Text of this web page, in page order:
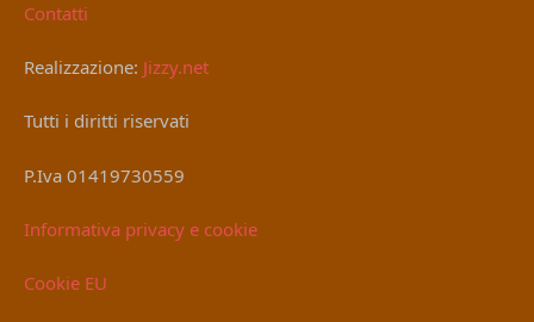
Contatti
Realizzazione: Jizzy.net
Tutti i diritti riservati
P.Iva 01419730559
Informativa privacy e cookie
Cookie EU